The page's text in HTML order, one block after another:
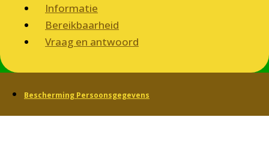
Informatie
Bereikbaarheid
Vraag en antwoord
Bescherming Persoonsgegevens